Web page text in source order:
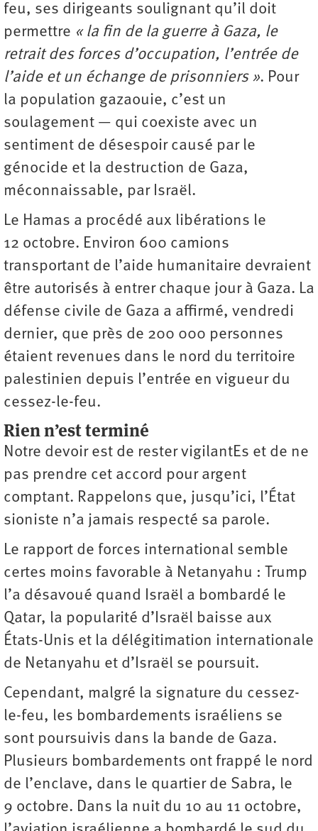
feu, ses dirigeants soulignant qu’il doit
permettre « la fin de la guerre à Gaza, le
retrait des forces d’occupation, l’entrée de
l’aide et un échange de prisonniers ». Pour
la population gazaouie, c’est un
soulagement — qui coexiste avec un
sentiment de désespoir causé par le
génocide et la destruction de Gaza,
méconnaissable, par Israël.
Le Hamas a procédé aux libérations le
12 octobre. Environ 600 camions
transportant de l’aide humanitaire devraient
être autorisés à entrer chaque jour à Gaza. La
défense civile de Gaza a affirmé, vendredi
dernier, que près de 200 000 personnes
étaient revenues dans le nord du territoire
palestinien depuis ­l’entrée en vigueur du
cessez-le-feu.
Rien n’est terminé
Notre devoir est de rester vigilantEs et de ne
pas prendre cet accord pour argent
comptant. Rappelons que, jusqu’ici, l’État
sioniste n’a jamais respecté sa parole.
Le rapport de forces international semble
certes moins favorable à Netanyahu : Trump
l’a désavoué quand Israël a bombardé le
Qatar, la popularité d’Israël baisse aux
États-Unis et la ­délégitimation internationale
de Netanyahu et d’Israël se poursuit.
Cependant, malgré la signature du cessez-
le-feu, les bombardements israéliens se
sont poursuivis dans la bande de Gaza.
Plusieurs bombardements ont frappé le nord
de l’enclave, dans le quartier de Sabra, le
9 octobre. Dans la nuit du 10 au 11 octobre,